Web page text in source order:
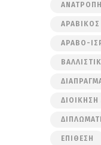
ΑΡΑΒΟ-
ΔΙΟΊΚΗΣΗ
ΕΠΊΘΕΣΗ